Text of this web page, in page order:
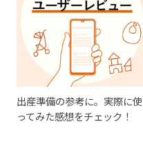
出産準備の参考に。実際に使
ってみた感想をチェック！